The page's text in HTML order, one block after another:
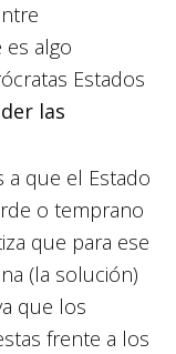
algo
Estados
las
a que el Estado
o temprano
que para ese
(la solución)
que los
frente a los